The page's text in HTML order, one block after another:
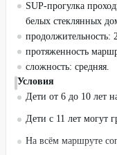
SUP-прогулка
белых стеклянных
продолжительность:
протяженность
сложность: средняя.
Условия
Дети от 6 до 10 лет
Дети с 11 лет могут
На всём маршруте